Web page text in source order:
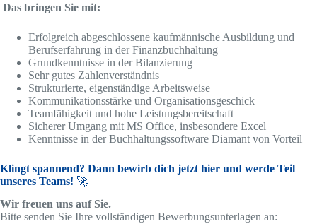
Das bringen Sie mit:
Erfolgreich abgeschlossene kaufmännische Ausbildung und
Berufserfahrung in der Finanzbuchhaltung
Grundkenntnisse in der Bilanzierung
Sehr gutes Zahlenverständnis
Strukturierte, eigenständige Arbeitsweise
Kommunikationsstärke und Organisationsgeschick
Teamfähigkeit und hohe Leistungsbereitschaft
Sicherer Umgang mit MS Office, insbesondere Excel
Kenntnisse in der Buchhaltungssoftware Diamant von Vorteil
Klingt spannend? Dann bewirb dich jetzt hier und werde Teil
unseres Teams! 🚀
Wir freuen uns auf Sie.
Bitte senden Sie Ihre vollständigen Bewerbungsunterlagen an: